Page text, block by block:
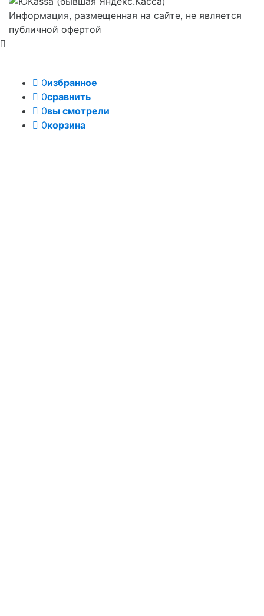
Информация, размещенная на сайте, не является
публичной офертой
0избранное
0сравнить
0вы смотрели
0корзина